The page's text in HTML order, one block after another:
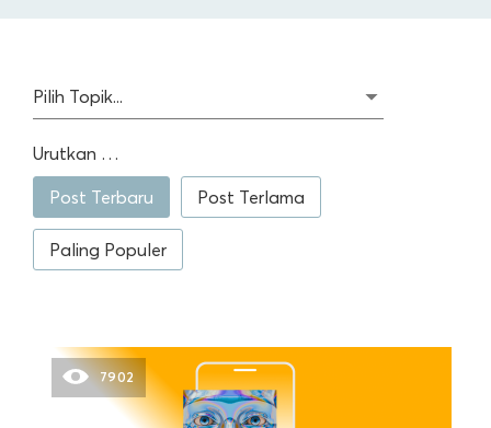
Pilih Topik...
Urutkan …
Post Terbaru
Post Terlama
Paling Populer
7902